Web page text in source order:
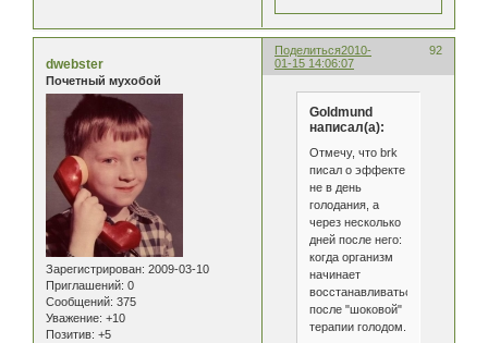
Поделиться 92
2010-
01-15 14:06:07
dwebster
Почетный мухобой
Зарегистрирован: 2009-03-10
Приглашений: 0
Сообщений: 375
Уважение: +10
Позитив: +5
Goldmund
написал(а):
Отмечу, что brk
писал о эффекте
не в день
голодания, а
через несколько
дней после него:
когда организм
начинает
восстанавливаться
после "шоковой"
терапии голодом.